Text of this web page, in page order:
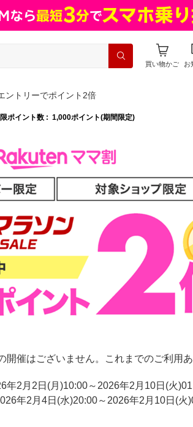
買い物かご お
ントリーでポイント2倍
ポイント数 : 1,000ポイント(期間限定)
開催はございません。これまでのご利用
年2月2日(月)10:00～2026年2月10日(火
年2月4日(水)20:00～2026年2月10日(火